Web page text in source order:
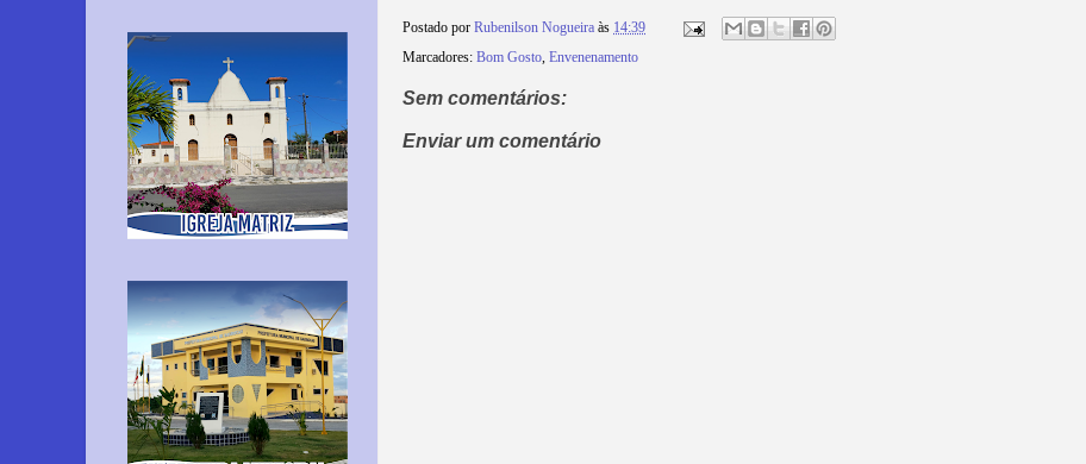
Postado por Rubenilson Nogueira às 14:39
Marcadores: Bom Gosto, Envenenamento
Sem comentários:
Enviar um comentário